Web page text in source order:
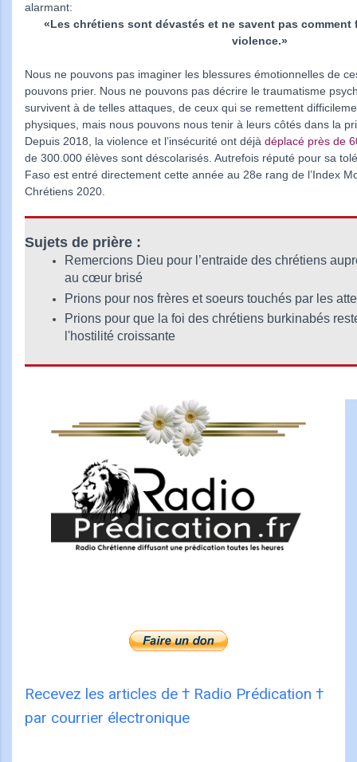
alarmant:
«Les chrétiens sont dévastés et ne savent pas comment
violence.»
Nous ne pouvons pas imaginer les blessures émotionnelles de
pouvons prier. Nous ne pouvons pas décrire le traumatisme
survivent à de telles attaques, de ceux qui se remettent
physiques, mais nous pouvons nous tenir à leurs côtés dans la
Depuis 2018, la violence et l’insécurité ont déjà déplacé près de
de 300.000 élèves sont déscolarisés. Autrefois réputé pour sa
Faso est entré directement cette année au 28e rang de l’Index
Chrétiens 2020.
Sujets de prière :
Remercions Dieu pour l’entraide des chrétiens
au cœur brisé
Prions pour nos frères et soeurs touchés par les
Prions pour que la foi des chrétiens burkinabés
l'hostilité croissante
Recevez les articles de † Radio Prédication †
par courrier électronique